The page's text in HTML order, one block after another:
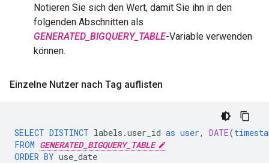
Notieren Sie sich den Wert, damit Sie ihn in den
folgenden Abschnitten als
GENERATED_BIGQUERY_TABLE-Variable verwenden
können.
Einzelne Nutzer nach Tag auflisten
SELECT DISTINCT labels .user_id as user, DATE(
FROM GENERATED_BIGQUERY_TABLE
ORDER BY use_date